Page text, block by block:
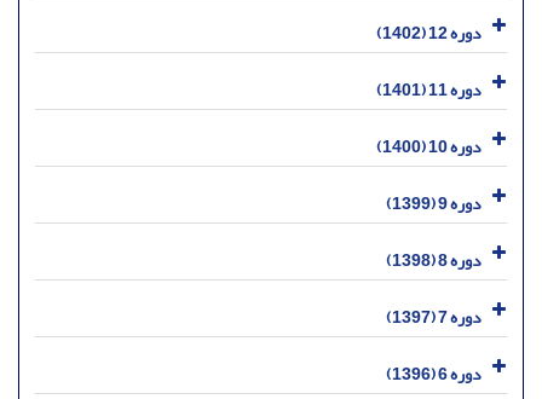
دوره 12 (1402)
دوره 11 (1401)
دوره 10 (1400)
دوره 9 (1399)
دوره 8 (1398)
دوره 7 (1397)
دوره 6 (1396)